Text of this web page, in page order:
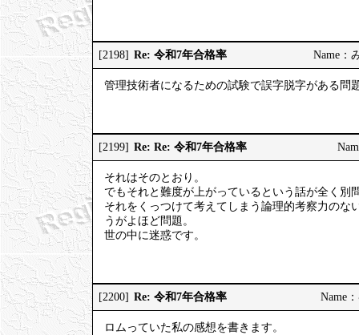
[2198] Re: 令和7年合格率 Name：
管理技術者になるための試験で誤字脱字がある問
[2199] Re: Re: 令和7年合格率
それはそのとおり。
でもそれと難度が上がっているという話が全く別
それをくっつけて考えてしまう論理的考察力の
うがよほど問題。
世の中に迷惑です。
[2200] Re: 令和7年合格率 Name
ロムっていた私の感想を書きます。